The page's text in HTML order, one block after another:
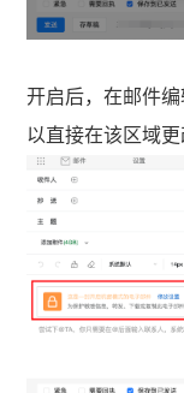
开启后，在邮件编
以直接在该区域更